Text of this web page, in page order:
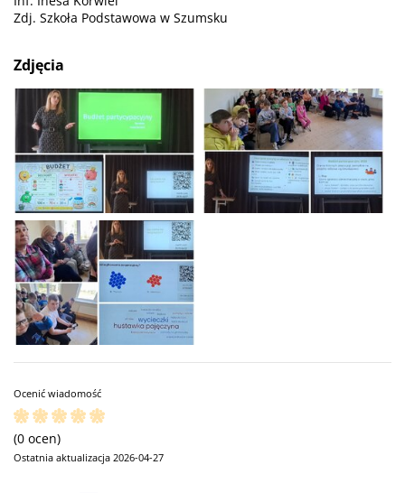
Zdj. Szkoła Podstawowa w Szumsku
Zdjęcia
Ocenić wiadomość
(0 ocen)
Ostatnia aktualizacja 2026-04-27